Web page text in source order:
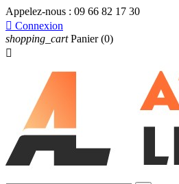
Appelez-nous : 09 66 82 17 30
 Connexion
shopping_cart Panier (0)
